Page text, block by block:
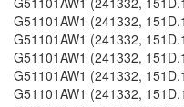
G51101AW1 (241332,
G51101AW1 (241332,
G51101AW1 (241332,
G51101AW1 (241332,
G51101AW1 (241332,